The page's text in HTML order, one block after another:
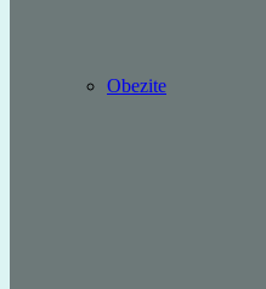
Obezite